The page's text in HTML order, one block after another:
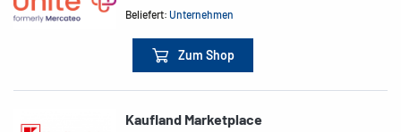
Beliefert:Unternehmen
Zum Shop
Kaufland Marketplace